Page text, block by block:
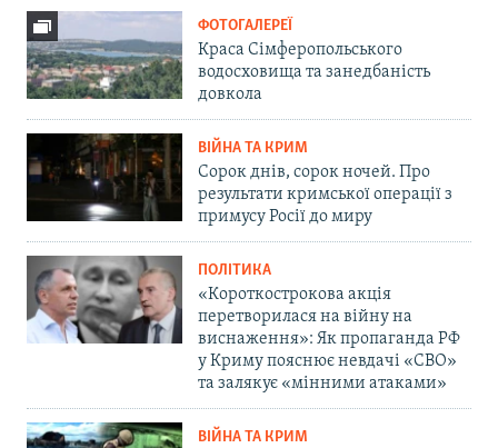
ФОТОГАЛЕРЕЇ
Краса Сімферопольського
водосховища та занедбаність
довкола
ВІЙНА ТА КРИМ
Сорок днів, сорок ночей. Про
результати кримської операції з
примусу Росії до миру
ПОЛІТИКА
«Короткострокова акція
перетворилася на війну на
виснаження»: Як пропаганда РФ
у Криму пояснює невдачі «СВО»
та залякує «мінними атаками»
ВІЙНА ТА КРИМ